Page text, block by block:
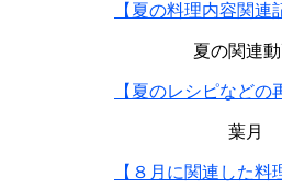
【夏の料理内容関連
夏の関連
【夏のレシピなどの
葉月
【８月に関連した料